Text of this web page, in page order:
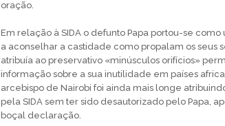
oração.
Em relação à SIDA o defunto Papa portou-se
a aconselhar a castidade como propalam os seus
atribuía ao preservativo «minúsculos orifícios»
informação sobre a sua inutilidade em países
arcebispo de Nairobi foi ainda mais longe
pela SIDA sem ter sido desautorizado pelo Papa,
boçal declaração.